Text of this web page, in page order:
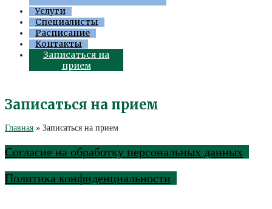
Услуги
Специалисты
Расписание
Контакты
Записаться на
прием
Записаться на прием
Главная » Записаться на прием
Согласие на обработку персональных данных
Политика конфиденциальности